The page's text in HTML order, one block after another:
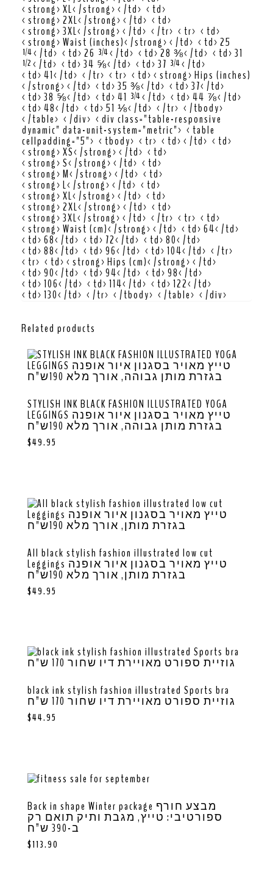
<strong>XL</strong></td> <td>
<strong>2XL</strong></td> <td>
<strong>3XL</strong></td> </tr> <tr> <td>
<strong>Waist (inches)</strong></td> <td>25
¼</td> <td>26 ¾</td> <td>28 ⅜</td> <td>31
½</td> <td>34 ⅝</td> <td>37 ¾</td>
<td>41</td> </tr> <tr> <td><strong>Hips (inches)
</strong></td> <td>35 ⅜</td> <td>37</td>
<td>38 ⅝</td> <td>41 ¾</td> <td>44 ⅞</td>
<td>48</td> <td>51 ⅛</td> </tr> </tbody>
</table> </div> <div class="table-responsive
dynamic" data-unit-system="metric"> <table
cellpadding="5"> <tbody> <tr> <td></td> <td>
<strong>XS</strong></td> <td>
<strong>S</strong></td> <td>
<strong>M</strong></td> <td>
<strong>L</strong></td> <td>
<strong>XL</strong></td> <td>
<strong>2XL</strong></td> <td>
<strong>3XL</strong></td> </tr> <tr> <td>
<strong>Waist (cm)</strong></td> <td>64</td>
<td>68</td> <td>72</td> <td>80</td>
<td>88</td> <td>96</td> <td>104</td> </tr>
<tr> <td><strong>Hips (cm)</strong></td>
<td>90</td> <td>94</td> <td>98</td>
<td>106</td> <td>114</td> <td>122</td>
<td>130</td> </tr> </tbody> </table> </div>
Related products
STYLISH INK BLACK FASHION ILLUSTRATED YOGA
LEGGINGS טייץ מאויר בסגנון איור אופנה
בגזרת מותן גבוהה, אורך מלא 190ש”ח
$49.95
All black stylish fashion illustrated low cut
Leggings טייץ מאויר בסגנון איור אופנה
בגזרת מותן, אורך מלא 190ש”ח
$49.95
black ink stylish fashion illustrated Sports bra
גוזיית ספורט מאויירת דיו שחור 170 ש”ח
$44.95
Back in shape Winter package מבצע חורף
ספורטיבי: טייץ, מגבת ותיק תואם רק
ב-390 ש”ח
$ 113.90